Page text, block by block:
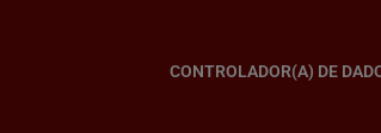
CONTROLADOR(A) DE